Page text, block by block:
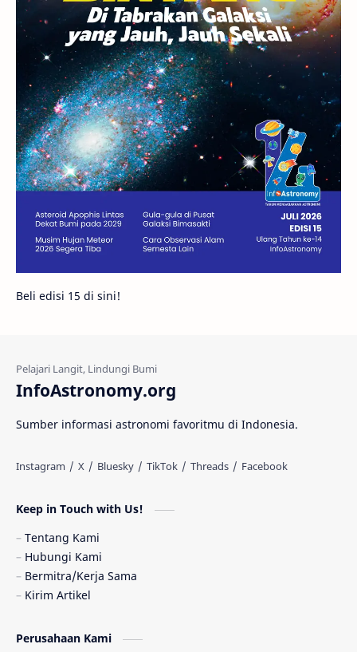
Stasiun Luar Angkasa Internasional
Gugus Bintang Menarik Dibaca
Venus Pluto Galaksi Kerdil
Gambar Harian Titan
Bintang Neutron Hubble Tips
Juno Bintang Biner
Fakta Galaksi Spiral
Gerhana Matahari
Quasar
Ulasan
Gelombang Gravitasi
Beli edisi 15 di sini!
InfoAstronomy.org
Sumber informasi astronomi favoritmu di Indonesia.
Keep in Touch with Us!
Tentang Kami
Hubungi Kami
Bermitra/Kerja Sama
Kirim Artikel
Perusahaan Kami